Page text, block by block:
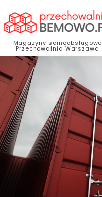
Magazyny samoobsługowe
Przechowalnia Warszawa